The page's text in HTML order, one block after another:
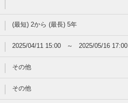
(最短) 2から (最長) 5年
2025/04/11 15:00 ～ 2025/05/16 17:00
その他
その他